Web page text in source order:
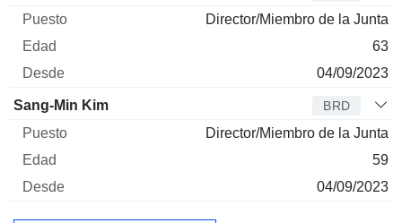
Director/Miembro de la Junta
63
04/09/2023
Sang-Min Kim BRD
Director/Miembro de la Junta
59
04/09/2023